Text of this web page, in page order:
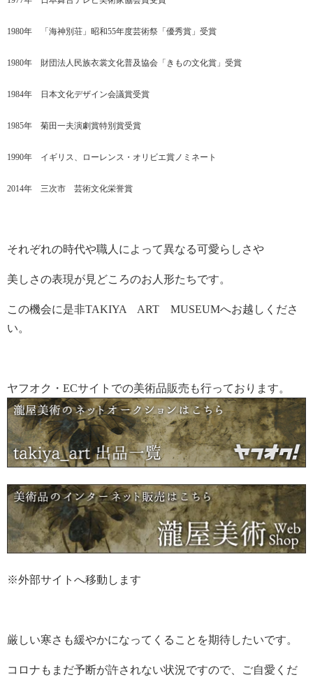
1980年 「海神別荘」昭和55年度芸術祭「優秀賞」受賞
1980年 財団法人民族衣裳文化普及協会「きもの文化賞」受賞
1984年 日本文化デザイン会議賞受賞
1985年 菊田一夫演劇賞特別賞受賞
1990年 イギリス、ローレンス・オリビエ賞ノミネート
2014年 三次市 芸術文化栄誉賞
それぞれの時代や職人によって異なる可愛らしさや
美しさの表現が見どころのお人形たちです。
この機会に是非TAKIYA ART MUSEUMへお越しくださ
い。
ヤフオク・ECサイトでの美術品販売も行っております。
※外部サイトへ移動します
厳しい寒さも緩やかになってくることを期待したいです。
コロナもまだ予断が許されない状況ですので、ご自愛くだ